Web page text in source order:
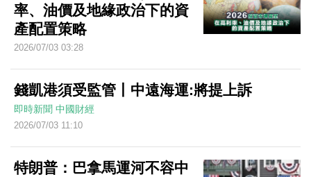
率、油價及地緣政治下的資
產配置策略
2026/07/03 03:28
錢凱港須受監管丨中遠海運:將提上訴
即時新聞 中國財經
2026/07/03 11:10
特朗普：巴拿馬運河不容中